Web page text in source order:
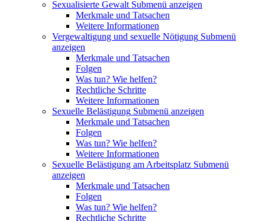
Sexualisierte Gewalt Submenü anzeigen
Merkmale und Tatsachen
Weitere Informationen
Vergewaltigung und sexuelle Nötigung Submenü
anzeigen
Merkmale und Tatsachen
Folgen
Was tun? Wie helfen?
Rechtliche Schritte
Weitere Informationen
Sexuelle Belästigung Submenü anzeigen
Merkmale und Tatsachen
Folgen
Was tun? Wie helfen?
Weitere Informationen
Sexuelle Belästigung am Arbeitsplatz Submenü
anzeigen
Merkmale und Tatsachen
Folgen
Was tun? Wie helfen?
Rechtliche Schritte